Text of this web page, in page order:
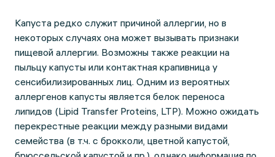
Капуста редко служит причиной аллергии, но в
некоторых случаях она может вызывать признаки
пищевой аллергии. Возможны также реакции на
пыльцу капусты или контактная крапивница у
сенсибилизированных лиц. Одним из вероятных
аллергенов капусты является белок переноса
липидов (Lipid Transfer Proteins, LTP). Можно ожидать
перекрестные реакции между разными видами
семейства (в т.ч. с брокколи, цветной капустой,